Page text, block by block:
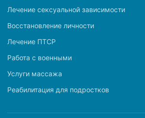
Лечение сексуальной зависимости
Восстановление личности
Лечение ПТСР
Работа с военными
Услуги массажа
Реабилитация для подростков